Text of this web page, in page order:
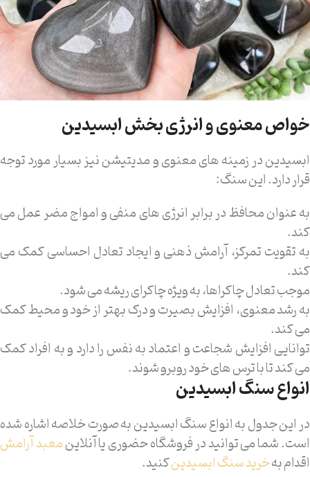
خواص معنوی و انرژی بخش ابسیدین
ابسیدین در زمینه های معنوی و مدیتیشن نیز بسیار مورد توجه
قرار دارد. این سنگ:
به عنوان محافظ در برابر انرژی های منفی و امواج مضر عمل می
کند.
به تقویت تمرکز، آرامش ذهنی و ایجاد تعادل احساسی کمک می
کند.
موجب تعادل چاکراها، به ویژه چاکرای ریشه می شود.
به رشد معنوی، افزایش بصیرت و درک بهتر از خود و محیط کمک
می کند.
توانایی افزایش شجاعت و اعتماد به نفس را دارد و به افراد کمک
می کند تا با ترس های خود روبرو شوند.
انواع سنگ ابسیدین
در این جدول به انواع سنگ ابسیدین به صورت خلاصه اشاره شده
است. شما می توانید در فروشگاه حضوری یا آنلاینمعبد آرامش
اقدام بهخریدسنگ ابسیدینکنید.